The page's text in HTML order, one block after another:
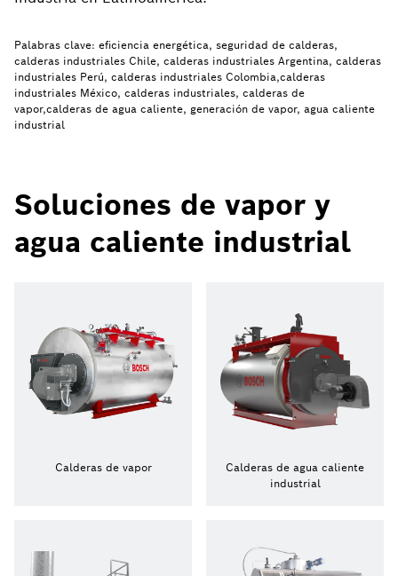
Palabras clave: eficiencia energética, seguridad de calderas,
calderas industriales Chile, calderas industriales Argentina, calderas
industriales Perú, calderas industriales Colombia,calderas
industriales México, calderas industriales, calderas de
vapor,calderas de agua caliente, generación de vapor, agua caliente
industrial
Soluciones de vapor y
agua caliente industrial
Calderas de vapor
Calderas de agua caliente
industrial